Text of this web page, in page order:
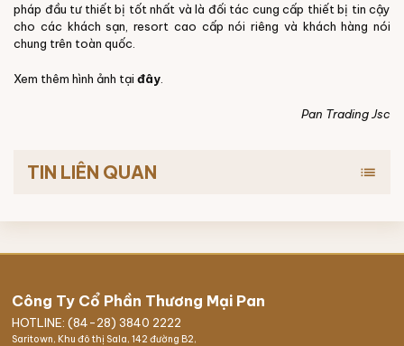
pháp đầu tư thiết bị tốt nhất và là đối tác cung cấp thiết bị tin cậy
cho các khách sạn, resort cao cấp nói riêng và khách hàng nói
chung trên toàn quốc.
Xem thêm hình ảnh tại đây
Pan Trading Jsc
TIN LIÊN QUAN list
Công Ty Cổ Phần Thương Mại Pan
HOTLINE: (84-28) 3840 2222
Saritown, Khu đô thị Sala, 142 đường B2,